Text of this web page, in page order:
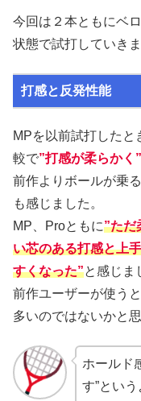
今回は２本ともにベ
状態で試打していきま
打感と反発性能
MPを以前試打した
較で”打感が柔らかく”
前作よりボールが乗
も感じました。
MP、Proともに”ただ
い芯のある打感と上
すくなった”と感じま
前作ユーザーが使う
多いのではないかと思
ホールド
す”とい